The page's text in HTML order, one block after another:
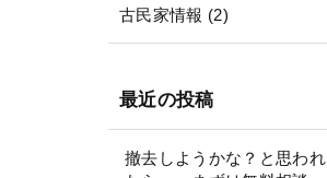
古民家情報 (2)
最近の投稿
撤去しようかな？と思われ